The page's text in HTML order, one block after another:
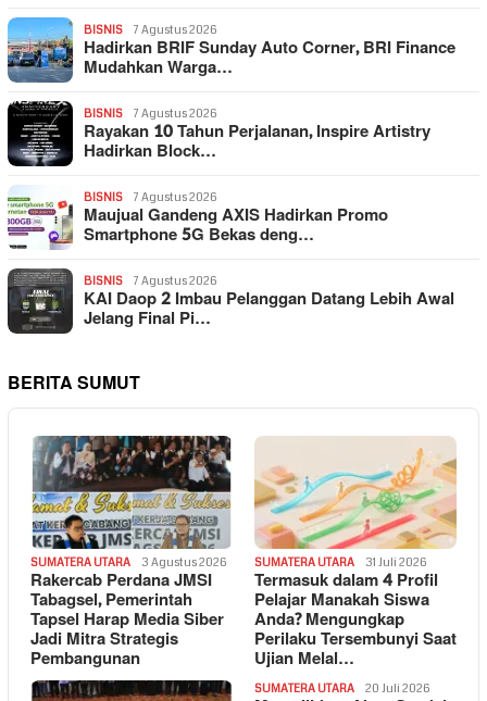
BISNIS 7 Agustus 2026
Hadirkan BRIF Sunday Auto Corner, BRI Finance
Mudahkan Warga…
BISNIS 7 Agustus 2026
Rayakan 10 Tahun Perjalanan, Inspire Artistry
Hadirkan Block…
BISNIS 7 Agustus 2026
Maujual Gandeng AXIS Hadirkan Promo
Smartphone 5G Bekas deng…
BISNIS 7 Agustus 2026
KAI Daop 2 Imbau Pelanggan Datang Lebih Awal
Jelang Final Pi…
BERITA SUMUT
SUMATERA UTARA 3 Agustus 2026
Rakercab Perdana JMSI
Tabagsel, Pemerintah
Tapsel Harap Media Siber
Jadi Mitra Strategis
Pembangunan
SUMATERA UTARA 31 Juli 2026
Termasuk dalam 4 Profil
Pelajar Manakah Siswa
Anda? Mengungkap
Perilaku Tersembunyi Saat
Ujian Melal…
SUMATERA UTARA 20 Juli 2026